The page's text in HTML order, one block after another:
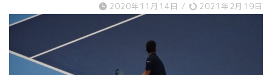
2020年11月14日 / 2021年2月19日